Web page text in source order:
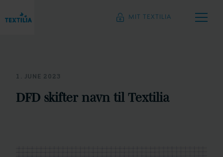
MIT TEXTILIA
1. JUNE 2023
DFD skifter navn til Textilia